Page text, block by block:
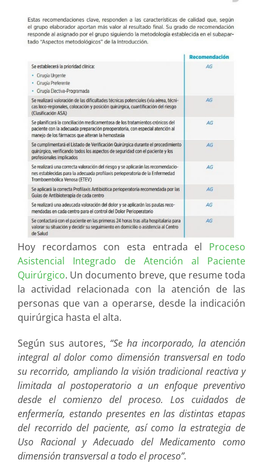
Hoy recordamos con esta entrada el Proceso
Asistencial Integrado de Atención al Paciente
Quirúrgico. Un documento breve, que resume toda
la actividad relacionada con la atención de las
personas que van a operarse, desde la indicación
quirúrgica hasta el alta.
Según sus autores, “Se ha incorporado, la atención
integral al dolor como dimensión transversal en todo
su recorrido, ampliando la visión tradicional reactiva y
limitada al postoperatorio a un enfoque preventivo
desde el comienzo del proceso. Los cuidados de
enfermería, estando presentes en las distintas etapas
del recorrido del paciente, así como la estrategia de
Uso Racional y Adecuado del Medicamento como
dimensión transversal a todo el proceso”.